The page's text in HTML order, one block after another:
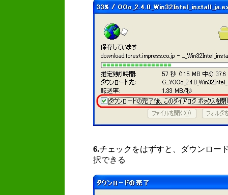
6.チェックをはずすと、ダウンロー
択できる